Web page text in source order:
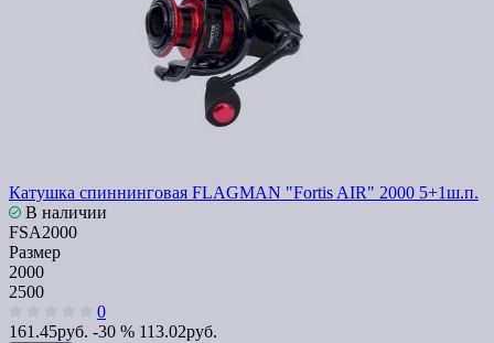
Катушка спиннинговая FLAGMAN "Fortis AIR" 2000 5+1ш.п.
В наличии
FSA2000
Размер
2000
2500
0
161.45руб. -30 % 113.02руб.